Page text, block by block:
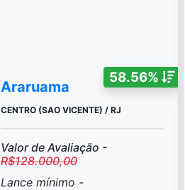
58.56%
Araruama
CENTRO (SAO VICENTE) / RJ
Valor de Avaliação -
R$128.000,00
Lance mínimo -